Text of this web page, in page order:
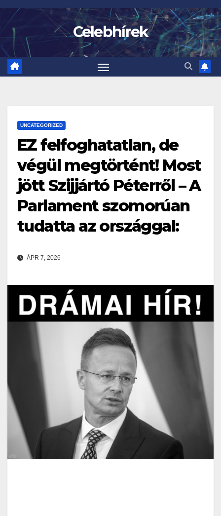
Skip
content
Celebhírek
UNCATEGORIZED
EZ felfoghatatlan, de
végül megtörtént! Most
jött Szijjártó Péterről – A
Parlament szomorúan
tudatta az országgal:
ÁPR 7, 2026